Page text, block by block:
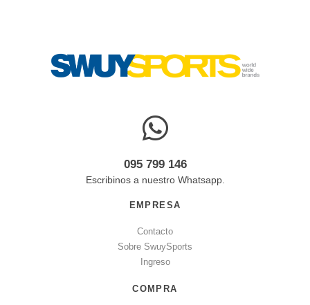
095 799 146
Escribinos a nuestro Whatsapp.
EMPRESA
Contacto
Sobre SwuySports
Ingreso
COMPRA